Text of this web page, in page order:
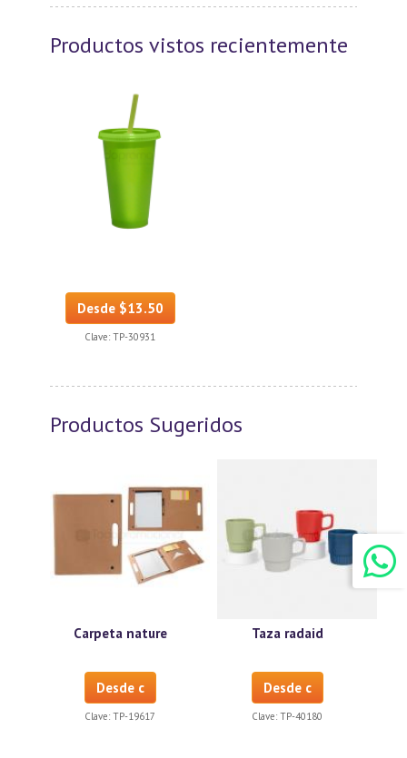
Productos vistos recientemente
Desde $13.50
Clave: TP-30931
Productos Sugeridos
Carpeta nature
Desde c
Clave: TP-19617
Taza radaid
Desde c
Clave: TP-40180